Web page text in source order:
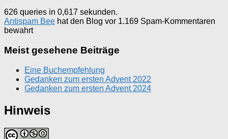
626 queries in 0,617 sekunden.
Antispam Bee hat den Blog vor 1.169 Spam-Kommentaren
bewahrt
Meist gesehene Beiträge
Eine Buchempfehlung
Gedanken zum ersten Advent 2022
Gedanken zum ersten Advent 2024
Hinweis